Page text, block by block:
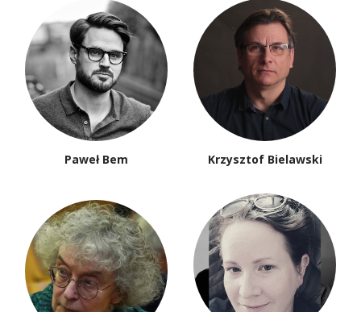
Paweł Bem Krzysztof Bielawski